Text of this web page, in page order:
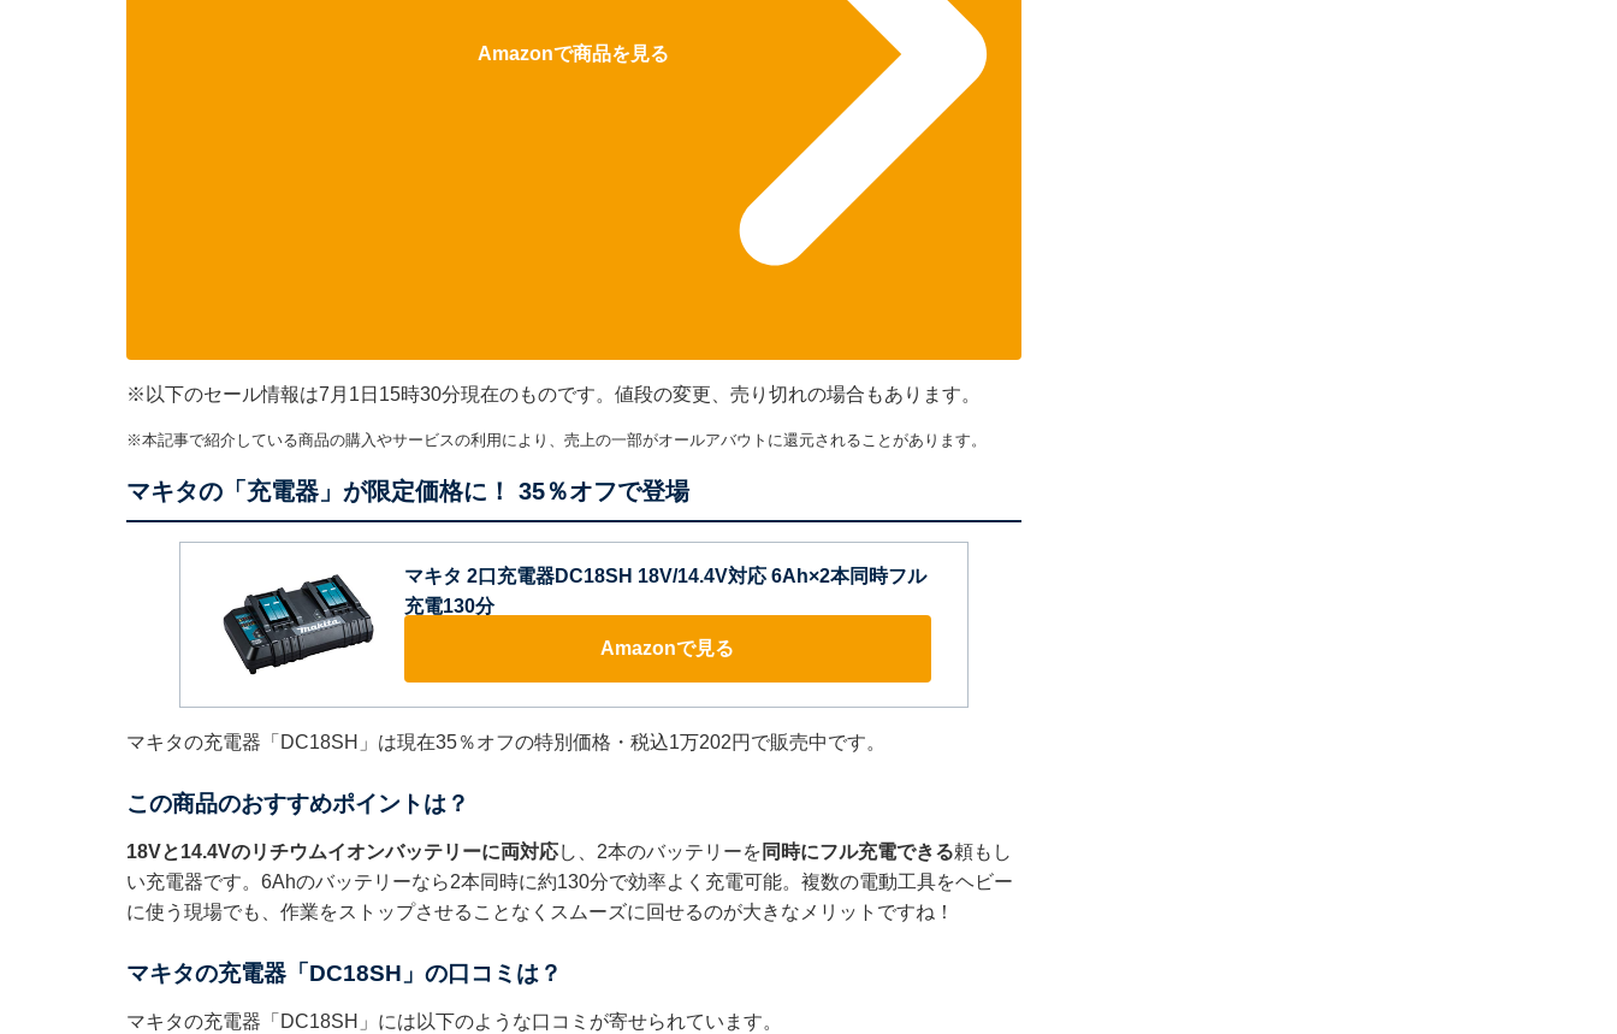
Amazonで商品を見る
※以下のセール情報は7月1日15時30分現在のものです。値段の変更、売り切れの場合もあります。
※本記事で紹介している商品の購入やサービスの利用により、売上の一部がオールアバウトに還元されることがあります。
マキタの「充電器」が限定価格に！ 35％オフで登場
マキタ 2口充電器DC18SH 18V/14.4V対応 6Ah×2本同時フル
充電130分
Amazonで見る
マキタの充電器「DC18SH」は現在35％オフの特別価格・税込1万202円で販売中です。
この商品のおすすめポイントは？
18Vと14.4Vのリチウムイオンバッテリーに両対応し、2本のバッテリーを 同時にフル充電できる頼もし
い充電器です。6Ahのバッテリーなら2本同時に約130分で効率よく充電可能。複数の電動工具をヘビー
に使う現場でも、作業をストップさせることなくスムーズに回せるのが大きなメリットですね！
マキタの充電器「DC18SH」の口コミは？
マキタの充電器「DC18SH」には以下のような口コミが寄せられています。